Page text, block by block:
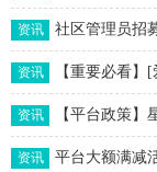
资讯 社区管理员招
资讯 【重要必看
资讯 【平台政策】
资讯 平台大额满减